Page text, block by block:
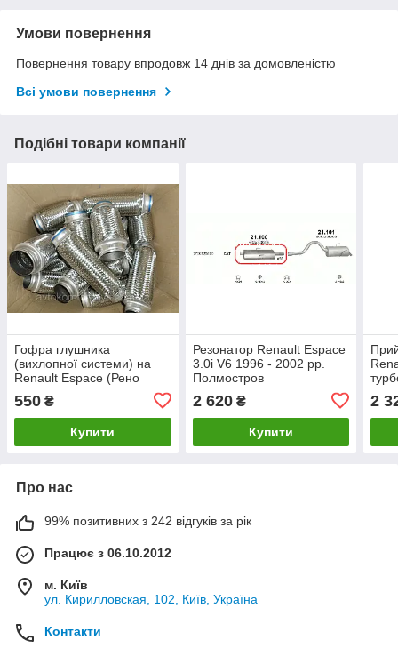
Умови повернення
Повернення товару впродовж 14 днів за домовленістю
Всі умови повернення
Подібні товари компанії
Гофра глушника
(вихлопної системи) на
Renault Espace (Рено
550 ₴
Купити
Резонатор Renault Espace
3.0i V6 1996 - 2002 рр.
Полмостров
2 620₴
Купити
2
Про нас
99% позитивних з 242 відгуків за рік
Працює з 06.10.2012
м. Київ
ул. Кирилловская, 102, Київ, Україна
Контакти